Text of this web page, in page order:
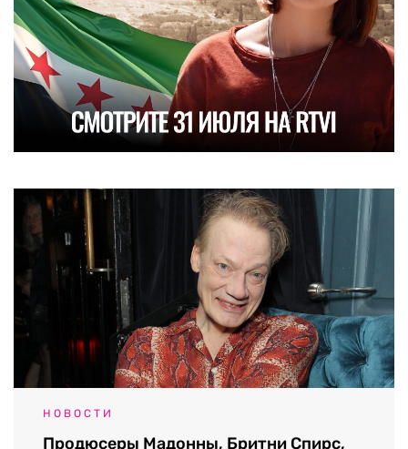
НОВОСТИ
Продюсеры Мадонны, Бритни Спирс,